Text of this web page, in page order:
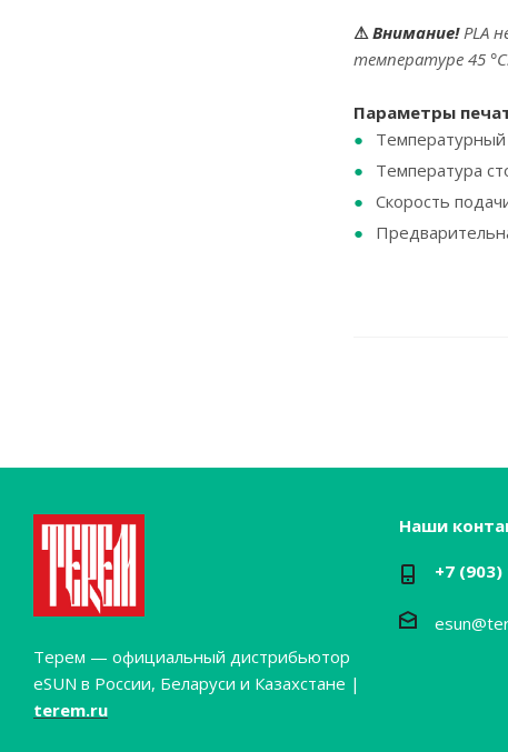
⚠ Внимание! PLA
температуре 45
Параметры
Температура
Скорость
Терем — официальный дистрибьютор
eSUN в России, Беларуси и Казахстане |
terem.ru
Наши
+7